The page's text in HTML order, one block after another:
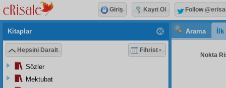
Arama
Nokta
Kitaplar
Hepsini Daralt Fihrist
Sözler
Mektubat
Giriş Kayıt Ol Follow